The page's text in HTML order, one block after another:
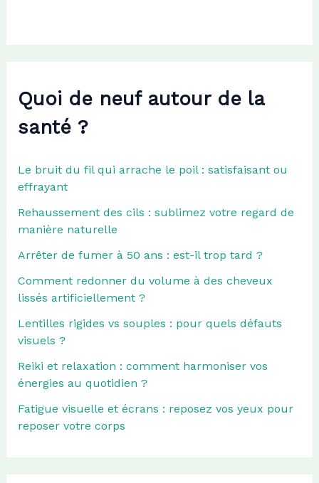
Quoi de neuf autour de la
santé ?
Le bruit du fil qui arrache le poil : satisfaisant ou
effrayant
Rehaussement des cils : sublimez votre regard de
manière naturelle
Arrêter de fumer à 50 ans : est-il trop tard ?
Comment redonner du volume à des cheveux
lissés artificiellement ?
Lentilles rigides vs souples : pour quels défauts
visuels ?
Reiki et relaxation : comment harmoniser vos
énergies au quotidien ?
Fatigue visuelle et écrans : reposez vos yeux pour
reposer votre corps